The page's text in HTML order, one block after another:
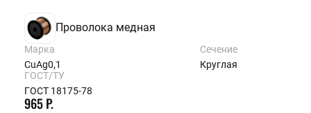
Проволока медная
Марка
CuAg0,1
Сечение
Круглая
ГОСТ/ТУ
ГОСТ 18175-78
965 Р.